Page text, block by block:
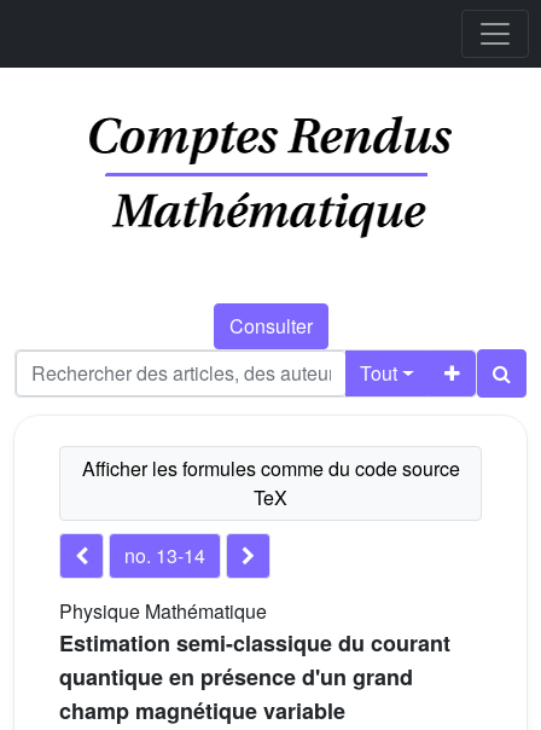
Consulter
Tout
no. 13-14
Physique Mathématique
Estimation semi-classique du courant
quantique en présence d'un grand
champ magnétique variable